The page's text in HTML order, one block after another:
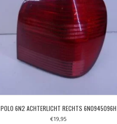
POLO 6N2 ACHTERLICHT RECHTS 6N0945096H
€19,95